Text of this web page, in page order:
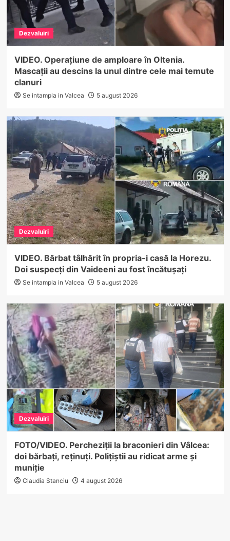
Dezvaluiri
VIDEO. Operațiune de amploare în Oltenia.
Mascații au descins la unul dintre cele mai temute
clanuri
Se intampla in Valcea 5 august 2026
Dezvaluiri
VIDEO. Bărbat tâlhărit în propria-i casă la Horezu.
Doi suspecți din Vaideeni au fost încătușați
Se intampla in Valcea 5 august 2026
Dezvaluiri
FOTO/VIDEO. Percheziții la braconieri din Vâlcea:
doi bărbați, reținuți. Polițiștii au ridicat arme și
muniție
Claudia Stanciu 4 august 2026